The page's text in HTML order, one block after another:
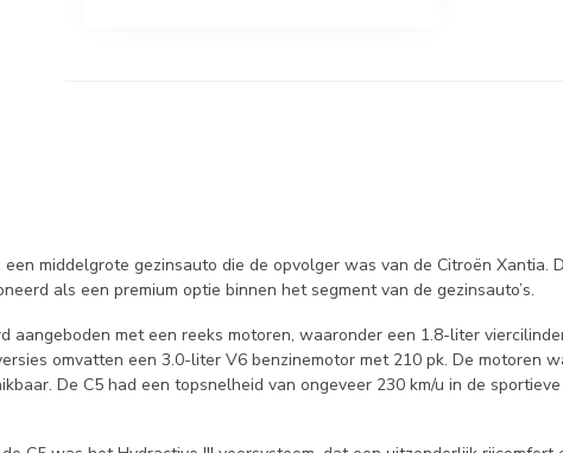
middelgrote gezinsauto die de opvolger was van de Citroën
als een premium optie binnen het segment van de gezinsauto’s.
aangeboden met een reeks motoren, waaronder een 1.8-liter
omvatten een 3.0-liter V6 benzinemotor met 210 pk. De
De C5 had een topsnelheid van ongeveer 230 km/u in de